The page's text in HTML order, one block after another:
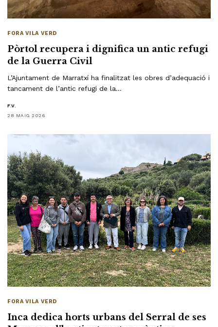
FORA VILA VERD
Pòrtol recupera i dignifica un antic refugi
de la Guerra Civil
L’Ajuntament de Marratxí ha finalitzat les obres d’adequació i
tancament de l’antic refugi de la…
F.V.
28 MAIG 2026
FORA VILA VERD
Inca dedica horts urbans del Serral de ses